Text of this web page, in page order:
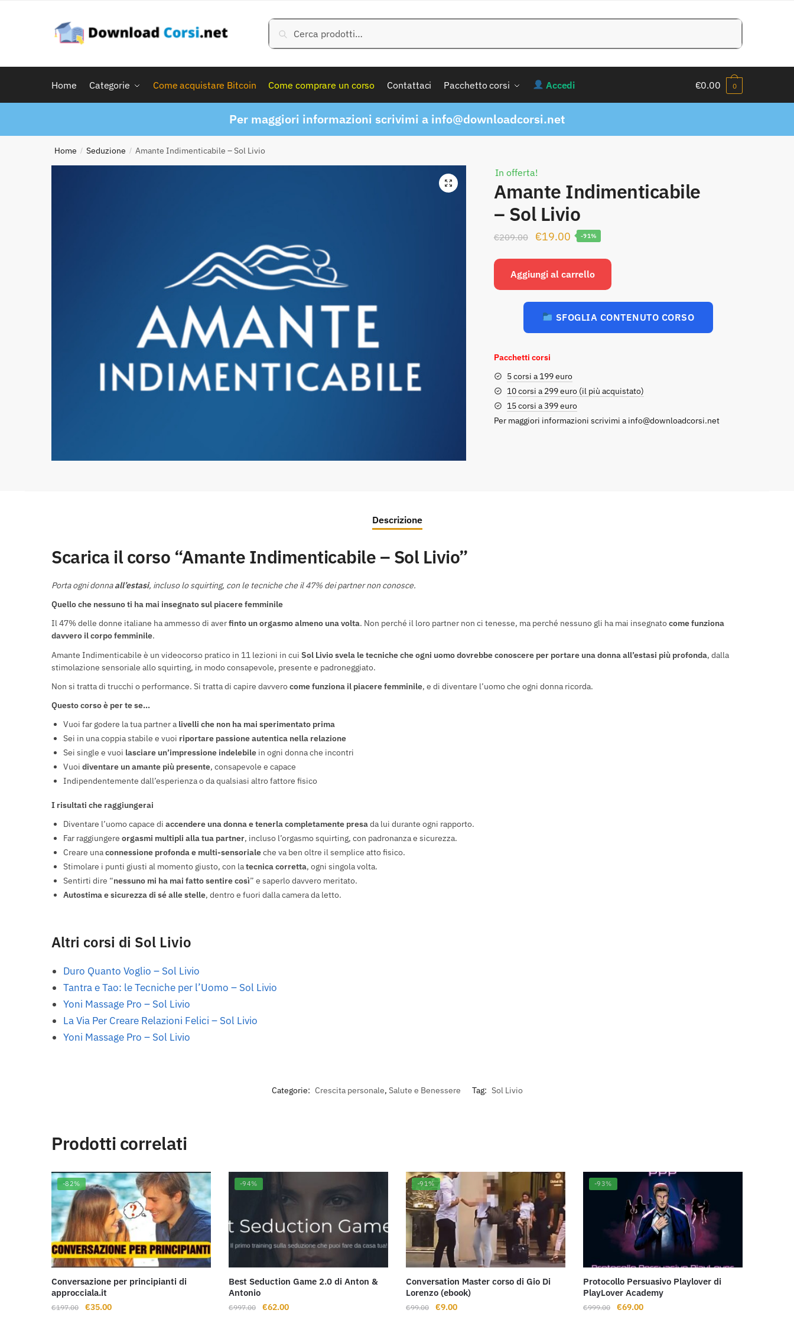
Cerca:
Cerca
Home Categorie Come acquistare Bitcoin Come comprare un corso Contattaci Pacchetto corsi Accedi €0.00 0
Per maggiori informazioni scrivimi a info@downloadcorsi.net
Home / Seduzione / Amante Indimenticabile – Sol Livio
In offerta!
Amante Indimenticabile
– Sol Livio
€209.00
Il
originale
era:
€209.00.
€19.00Il
attuale
è:
€19.00.
-91%
Aggiungi al carrello
SFOGLIA CONTENUTO CORSO
Pacchetti corsi
5 corsi a 199 euro
10 corsi a 299 euro (il più acquistato)
15 corsi a 399 euro
Per maggiori informazioni scrivimi a info@downloadcorsi.net
Descrizione
Scarica il corso “Amante Indimenticabile – Sol Livio”
Porta ogni donna all’estasi, incluso lo squirting, con le tecniche che il 47% dei partner non conosce.
Quello che nessuno ti ha mai insegnato sul piacere femminile
Il 47% delle donne italiane ha ammesso di averfinto un orgasmo almeno una volta. Non perché il loro partner non ci tenesse, ma perché nessuno gli ha mai insegnatocome funziona
davvero il corpo femminile.
Amante Indimenticabile è un videocorso pratico in 11 lezioni in cuiSol Livio svela le tecniche che ogni uomo dovrebbe conoscere per portare una donna all’estasi più profonda, dalla
stimolazione sensoriale allo squirting, in modo consapevole, presente e padroneggiato.
Non si tratta di trucchi o performance. Si tratta di capire davverocome funziona il piacere femminile, e di diventare l’uomo che ogni donna ricorda.
Questo corso è per te se…
Vuoi far godere la tua partner a livelli che non ha mai sperimentato prima
Sei in una coppia stabile e vuoi riportare passione autentica nella relazione
Sei single e vuoi lasciare un’impressione indelebile in ogni donna che incontri
Vuoidiventare un amante più presente, consapevole e capace
Indipendentemente dall’esperienza o da qualsiasi altro fattore fisico
I risultati che raggiungerai
Diventare l’uomo capace diaccendere una donna e tenerla completamente presada lui durante ogni rapporto.
Far raggiungereorgasmi multipli alla tua partner, incluso l’orgasmo squirting, con padronanza e sicurezza.
Creare unaconnessione profonda e multi-sensorialeche va ben oltre il semplice atto fisico.
Stimolare i punti giusti al momento giusto, con latecnica corretta, ogni singola volta.
Sentirti dire “nessuno mi ha mai fatto sentire così” e saperlo davvero meritato.
Autostima e sicurezza di sé alle stelle, dentro e fuori dalla camera da letto.
Altri corsi di Sol Livio
Duro Quanto Voglio – Sol Livio
Tantra e Tao: le Tecniche per l’Uomo – Sol Livio
Yoni Massage Pro – Sol Livio
La Via Per Creare Relazioni Felici – Sol Livio
Yoni Massage Pro – Sol Livio
Categorie: Crescita personale, Salute e Benessere Tag: Sol Livio
Prodotti correlati
-82%
Conversazione per principianti di
approcciala.it
€197.00
Il
€35.00Il
-94%
Best Seduction Game 2.0 di Anton &
Antonio
€997.00
Il
€62.00Il
-91%
Conversation Master corso di Gio Di
Lorenzo (ebook)
€99.00
Il
€9.00Il
-93%
Protocollo Persuasivo Playlover di
PlayLover Academy
€999.00
Il
€69.00Il